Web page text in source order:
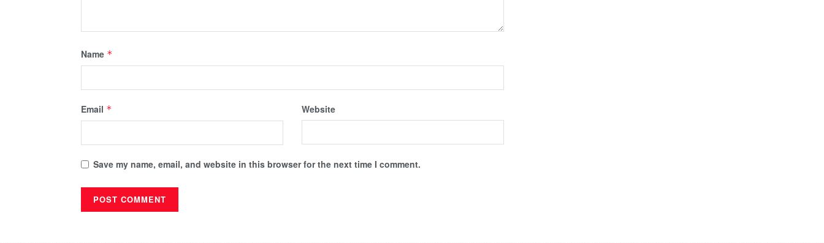
Name *
Email * Website
Save my name, email, and website in this browser for the next time I comment.